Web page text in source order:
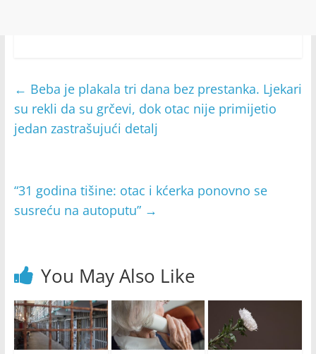
← Beba je plakala tri dana bez prestanka. Ljekari
su rekli da su grčevi, dok otac nije primijetio
jedan zastrašujući detalj
“31 godina tišine: otac i kćerka ponovno se
susreću na autoputu” →
You May Also Like